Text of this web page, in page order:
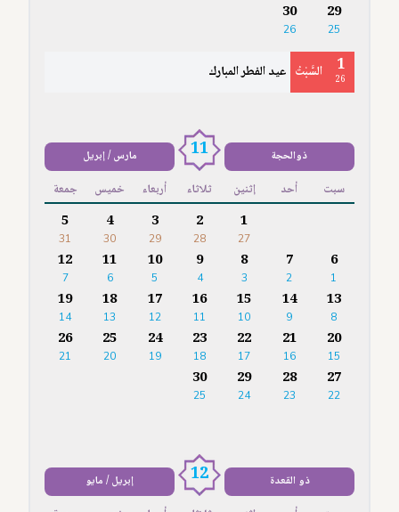
29
25
30
26
1
26 السَّبْتُ عيد الفطر المبارك
ذوالحجة 11 مارس / إبريل
سبت أحد إثنين ثلاثاء أربعاء خميس جمعة
1
27
2
28
3
29
4
30
5
31
6
1
7
2
8
3
9
4
10
5
11
6
12
7
13
8
14
9
15
10
16
11
17
12
18
13
19
14
20
15
21
16
22
17
23
18
24
19
25
20
26
21
27
22
28
23
29
24
30
25
ذو القعدة 12 إبريل / مايو